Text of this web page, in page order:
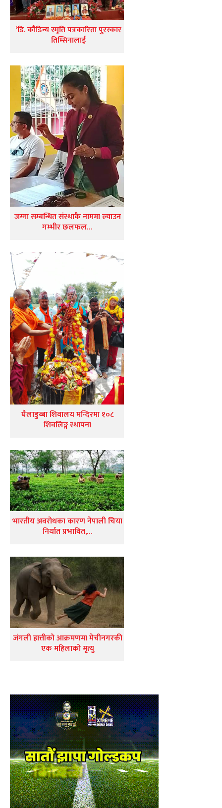
‘डि. कौडिन्य स्मृति पत्रकारिता पुरस्कार
तिम्सिनालाई
जग्गा सम्बन्धित संस्थाकै नाममा ल्याउन
गम्भीर छलफल…
घैलाडुब्बा शिवालय मन्दिरमा १०८
शिवलिङ्ग स्थापना
भारतीय अवरोधका कारण नेपाली चिया
निर्यात प्रभावित,…
जंगली हात्तीको आक्रमणमा मेचीनगरकी
एक महिलाको मृत्यु